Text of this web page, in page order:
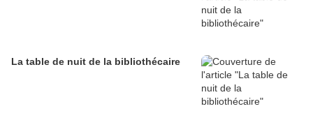
La table de nuit de la bibliothécaire